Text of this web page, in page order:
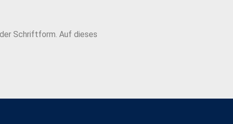
Schriftform. Auf dieses